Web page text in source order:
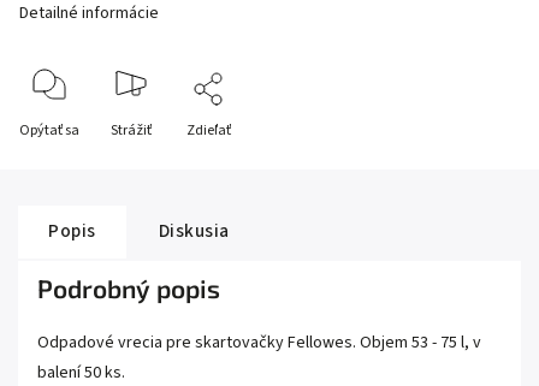
Detailné informácie
Opýtať sa Strážiť Zdieľať
Popis Diskusia
Podrobný popis
Odpadové vrecia pre skartovačky Fellowes. Objem 53 - 75 l, v
balení 50 ks.